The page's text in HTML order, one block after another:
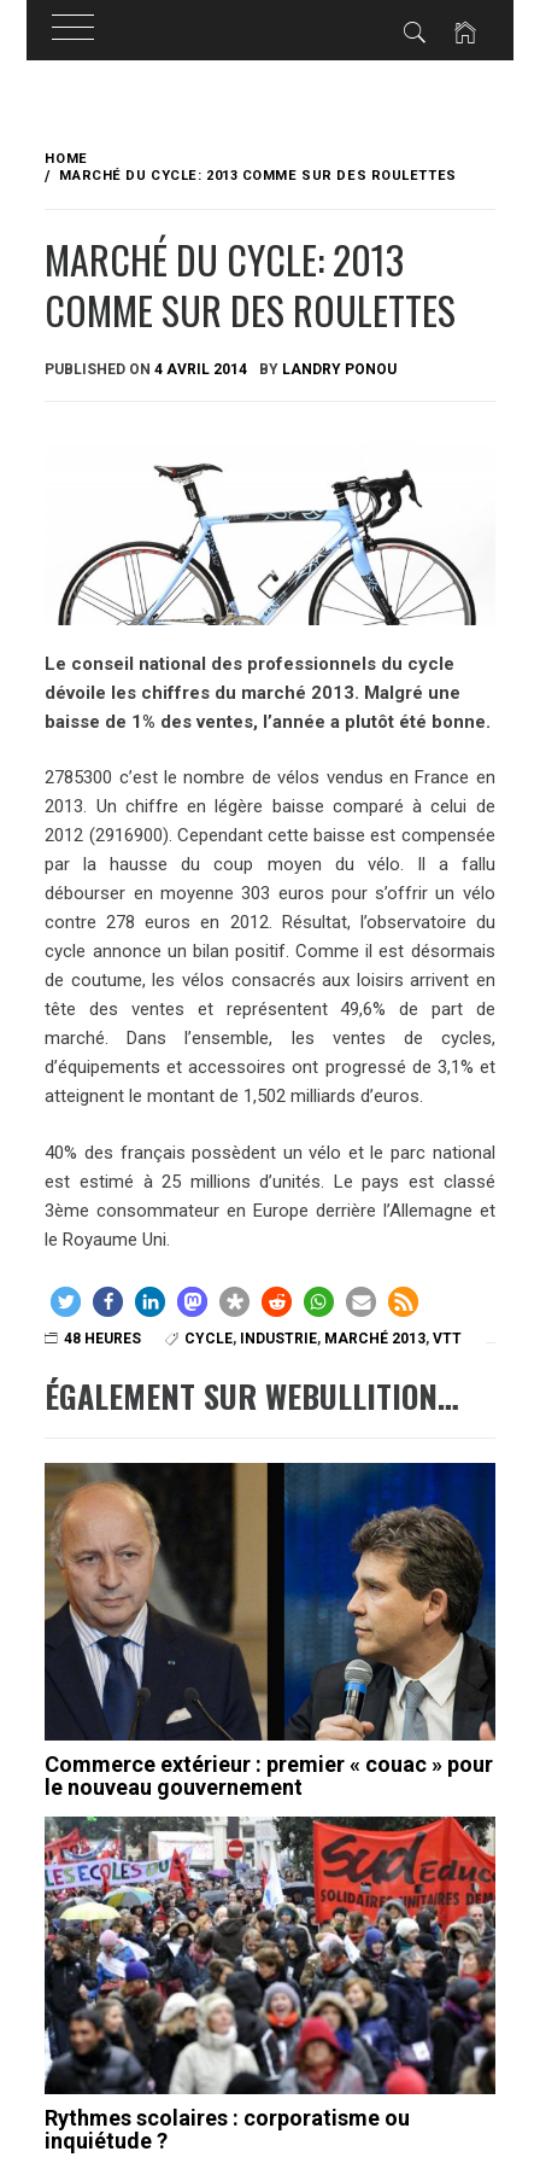
content
HOME
MARCHÉ DU CYCLE: 2013 COMME SUR DES ROULETTES
MARCHÉ DU CYCLE: 2013
COMME SUR DES ROULETTES
PUBLISHED ON4 AVRIL 2014 BY LANDRY PONOU
Le conseil national des professionnels du cycle
dévoile les chiffres du marché 2013. Malgré une
baisse de 1% des ventes, l’année a plutôt été bonne.
2785300 c’est le nombre de vélos vendus en France en
2013. Un chiffre en légère baisse comparé à celui de
2012 (2916900). Cependant cette baisse est compensée
par la hausse du coup moyen du vélo. Il a fallu
débourser en moyenne 303 euros pour s’offrir un vélo
contre 278 euros en 2012. Résultat, l’observatoire du
cycle annonce un bilan positif. Comme il est désormais
de coutume, les vélos consacrés aux loisirs arrivent en
tête des ventes et représentent 49,6% de part de
marché. Dans l’ensemble, les ventes de cycles,
d’équipements et accessoires ont progressé de 3,1% et
atteignent le montant de 1,502 milliards d’euros.
40% des français possèdent un vélo et le parc national
est estimé à 25 millions d’unités. Le pays est classé
3ème consommateur en Europe derrière l’Allemagne et
le Royaume Uni.
48 HEURES CYCLE, INDUSTRIE, MARCHÉ 2013,VTT
ÉGALEMENT SUR WEBULLITION…
Commerce extérieur : premier « couac » pour
le nouveau gouvernement
Rythmes scolaires : corporatisme ou
inquiétude ?